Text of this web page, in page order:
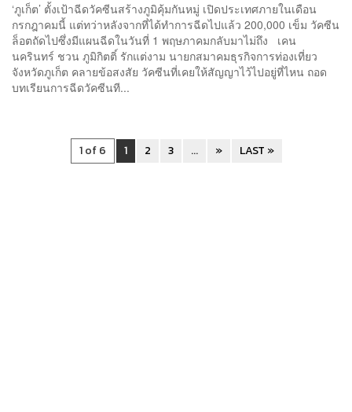
‘ภูเก็ต’ ตั้งเป้าฉีดวัคซีนสร้างภูมิคุ้มกันหมู่ เปิดประเทศภายในเดือน
กรกฎาคมนี้ แต่ทว่าหลังจากที่ได้ทำการฉีดไปแล้ว 200,000 เข็ม วัคซีน
ล็อตถัดไปซึ่งมีแผนฉีดในวันที่ 1 พฤษภาคมกลับมาไม่ถึง เคน
นครินทร์ ชวน ภูมิกิตติ์ รักแต่งาม นายกสมาคมธุรกิจการท่องเที่ยว
จังหวัดภูเก็ต คลายข้อสงสัย วัคซีนที่เคยให้สัญญาไว้ไปอยู่ที่ไหน ถอด
บทเรียนการฉีดวัคซีนที...
1 of 6 1 2 3 ... » LAST »